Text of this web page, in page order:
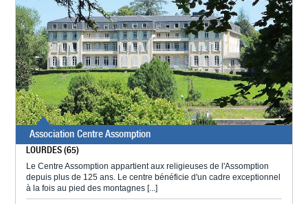
Association Centre Assomption
LOURDES (65)
Le Centre Assomption appartient aux religieuses de l'Assomption
depuis plus de 125 ans. Le centre bénéficie d'un cadre exceptionnel
à la fois au pied des montagnes [...]